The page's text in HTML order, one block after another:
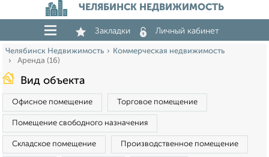
ЧЕЛЯБИНСК НЕДВИЖИМОСТЬ
Закладки Личный кабинет
Челябинск Недвижимость
Коммерческая недвижимость
Аренда (16)
Вид объекта
Офисное помещение Торговое помещение
Помещение свободного назначения
Складское помещение Производственное помещение